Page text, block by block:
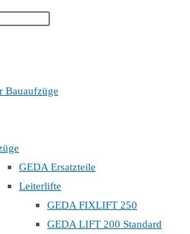
Bauaufzüge
GEDA Ersatzteile
Leiterlifte
GEDA FIXLIFT 250
GEDA LIFT 200 Standard